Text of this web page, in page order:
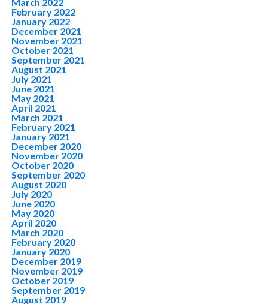
February 2022
January 2022
December 2021
November 2021
October 2021
September 2021
August 2021
July 2021
June 2021
May 2021
April 2021
March 2021
February 2021
January 2021
December 2020
November 2020
October 2020
September 2020
August 2020
July 2020
June 2020
May 2020
April 2020
March 2020
February 2020
January 2020
December 2019
November 2019
October 2019
September 2019
August 2019